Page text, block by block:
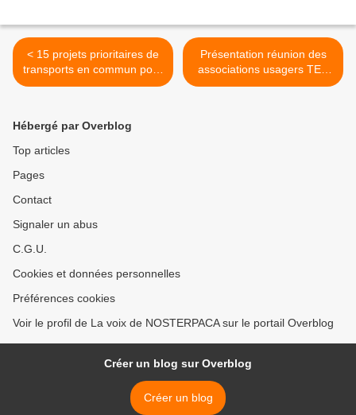
< 15 projets prioritaires de
transports en commun pour
la Métropole Aix-Marseille-
Présentation réunion des
associations usagers TER
du 28 septembre Nice >
Hébergé par Overblog
Top articles
Pages
Contact
Signaler un abus
C.G.U.
Cookies et données personnelles
Préférences cookies
Voir le profil de La voix de NOSTERPACA sur le portail Overblog
Créer un blog sur Overblog
Créer un blog